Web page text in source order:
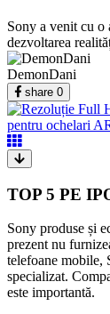
Sony a venit cu o
dezvoltarea
DemonDani
share 0
TOP 5 PE
Sony produse și
prezent nu
telefoane mobile,
specializat.
este importantă.